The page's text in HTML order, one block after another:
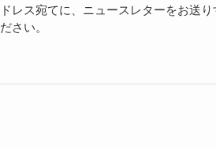
レス宛てに、ニュースレターをお送
さい。